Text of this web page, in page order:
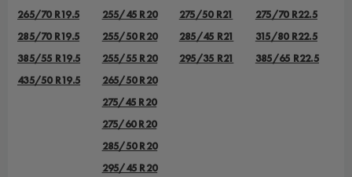
265/70 R19.5
285/70 R19.5
385/55 R19.5
435/50 R19.5
255/45 R20
255/50 R20
255/55 R20
265/50 R20
275/45 R20
275/60 R20
285/50 R20
295/45 R20
275/50 R21
285/45 R21
295/35 R21
275/70 R22.5
315/80 R22.5
385/65 R22.5